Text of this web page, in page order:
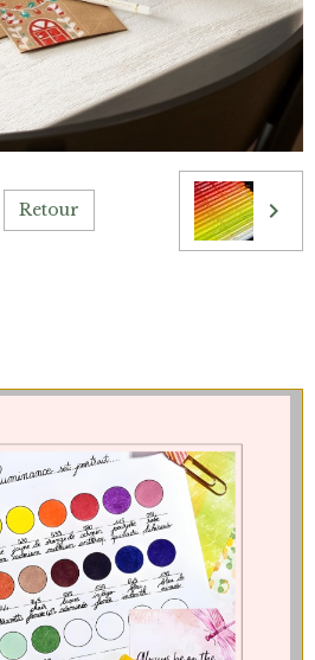
Retour